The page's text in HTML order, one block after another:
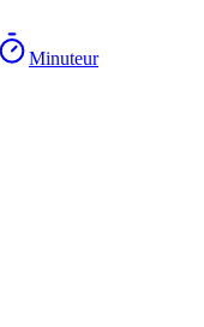
Minuteur